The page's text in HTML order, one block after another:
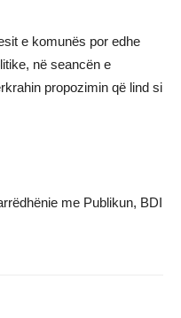
e komunës por edhe
në seancën e
propozimin që lind si
me Publikun, BDI